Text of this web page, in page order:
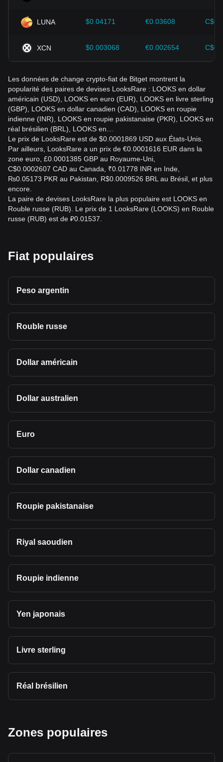
LooksRare et adapter leurs stratégies d'investissement en
fonction de l'évolution du marché.
LUNA $0.04171 €0.03608
XCN $0.003068 €0.002654
Les données de change crypto-fiat de Bitget montrent la
popularité des paires de devises LooksRare : LOOKS en dollar
américain (USD), LOOKS en euro (EUR), LOOKS en livre sterling
(GBP), LOOKS en dollar canadien (CAD), LOOKS en roupie
indienne (INR), LOOKS en roupie pakistanaise (PKR), LOOKS en
réal brésilien (BRL), LOOKS en…
Le prix de LooksRare est de $0.0001869 USD aux États-Unis.
Par ailleurs, LooksRare a un prix de €0.0001616 EUR dans la
zone euro, £0.0001385 GBP au Royaume-Uni,
C$0.0002607 CAD au Canada, ₹0.01778 INR en Inde,
₨0.05173 PKR au Pakistan, R$0.0009526 BRL au Brésil, et plus
encore.
La paire de devises LooksRare la plus populaire est LOOKS en
Rouble russe (RUB). Le prix de 1 LooksRare (LOOKS) en Rouble
russe (RUB) est de ₽0.01537.
Fiat populaires
Peso argentin
Rouble russe
Dollar américain
Dollar australien
Euro
Dollar canadien
Roupie pakistanaise
Riyal saoudien
Roupie indienne
Yen japonais
Livre sterling
Réal brésilien
Zones populaires